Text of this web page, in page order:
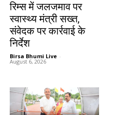
रिम्स में जलजमाव पर
स्वास्थ्य मंत्री सख्त,
संवेदक पर कार्रवाई के
निर्देश
Birsa Bhumi Live -
August 6, 2026